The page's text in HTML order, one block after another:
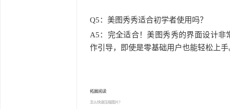
Q5：美图秀秀适合初学者使用吗？
A5：完全适合！美图秀秀的界面设计非
作引导，即使是零基础用户也能轻松上手
拓展阅读
怎么快速压缩图片？